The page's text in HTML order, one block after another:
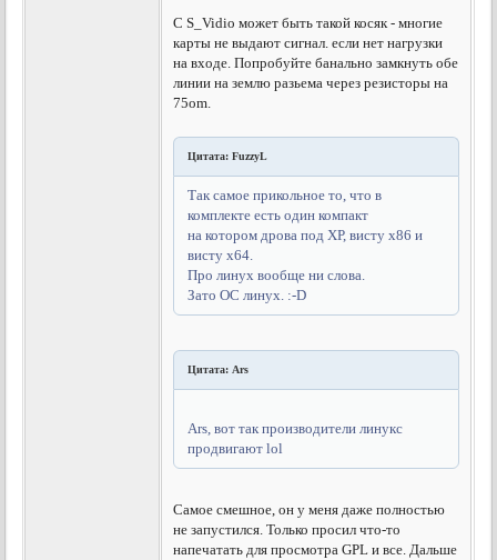
С S_Vidio может быть такой косяк - многие
карты не выдают сигнал. если нет нагрузки
на входе. Попробуйте банально замкнуть обе
линии на землю разьема через резисторы на
75om.
Цитата: FuzzyL
Так самое прикольное то, что в
комплекте есть один компакт
на котором дрова под ХР, висту х86 и
висту х64.
Про линух вообще ни слова.
Зато ОС линух. :-D
Цитата: Ars
Ars, вот так производители линукс
продвигают lol
Самое смешное, он у меня даже полностью
не запустился. Только просил что-то
напечатать для просмотра GPL и все. Дальше